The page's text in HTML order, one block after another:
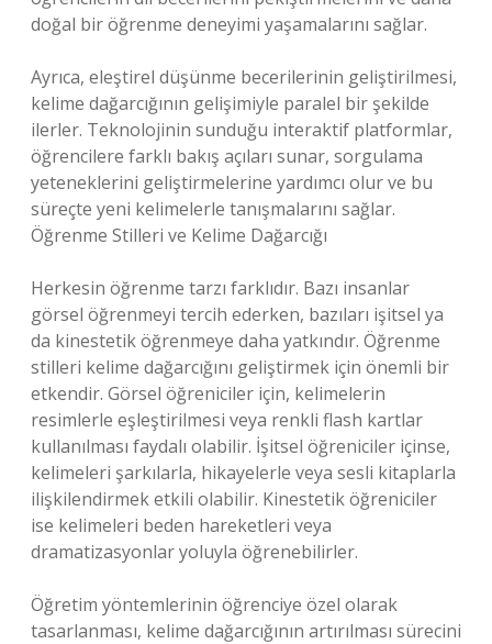
doğal bir öğrenme deneyimi yaşamalarını sağlar.
Ayrıca, eleştirel düşünme becerilerinin geliştirilmesi,
kelime dağarcığının gelişimiyle paralel bir şekilde
ilerler. Teknolojinin sunduğu interaktif platformlar,
öğrencilere farklı bakış açıları sunar, sorgulama
yeteneklerini geliştirmelerine yardımcı olur ve bu
süreçte yeni kelimelerle tanışmalarını sağlar.
Öğrenme Stilleri ve Kelime Dağarcığı
Herkesin öğrenme tarzı farklıdır. Bazı insanlar
görsel öğrenmeyi tercih ederken, bazıları işitsel ya
da kinestetik öğrenmeye daha yatkındır. Öğrenme
stilleri kelime dağarcığını geliştirmek için önemli bir
etkendir. Görsel öğreniciler için, kelimelerin
resimlerle eşleştirilmesi veya renkli flash kartlar
kullanılması faydalı olabilir. İşitsel öğreniciler içinse,
kelimeleri şarkılarla, hikayelerle veya sesli kitaplarla
ilişkilendirmek etkili olabilir. Kinestetik öğreniciler
ise kelimeleri beden hareketleri veya
dramatizasyonlar yoluyla öğrenebilirler.
Öğretim yöntemlerinin öğrenciye özel olarak
tasarlanması, kelime dağarcığının artırılması sürecini